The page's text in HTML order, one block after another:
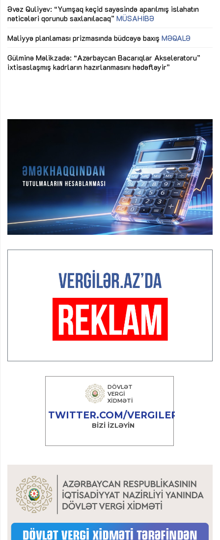
Əvəz Quliyev: “Yumşaq keçid sayəsində aparılmış islahatın
nəticələri qorunub saxlanılacaq” MÜSAHİBƏ
Maliyyə planlaması prizmasında büdcəyə baxış MƏQALƏ
Gülminə Məlikzadə: “Azərbaycan Bacarıqlar Akseleratoru”
ixtisaslaşmış kadrların hazırlanmasını hədəfləyir”